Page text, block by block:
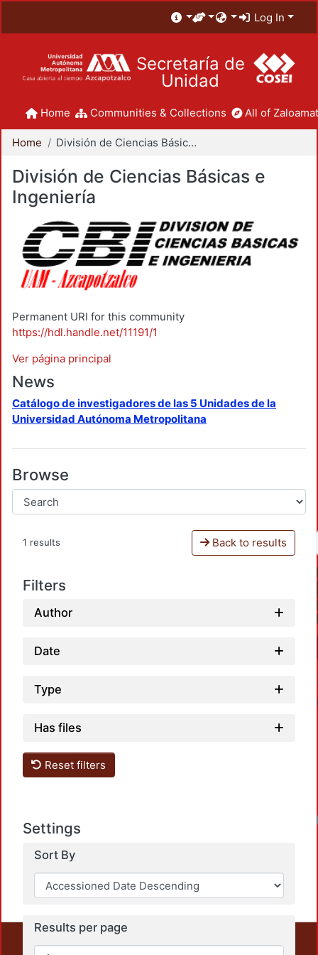
Log In
Secretaría de
Unidad
Home Communities & Collections All of
Home División de Ciencias Básicas e Ingeniería
División de Ciencias Básicas e
Ingeniería
Permanent URI for this community
https://hdl.handle.net/11191/1
Ver página principal
News
Catálogo de investigadores de las 5 Unidades de la
Universidad Autónoma Metropolitana
Browse
1 results Back to results
Filters
Author
Date
Type
Has files
Reset filters
Settings
Sort By
Results per page
This repository preserves and disseminates, in